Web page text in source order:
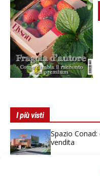
I più visti
Spazio
vendita
Non è una